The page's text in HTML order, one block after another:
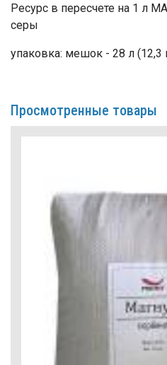
Ресурс в пересчете на 1 л
серы
упаковка: мешок - 28 л (12,3
Просмотренные товары